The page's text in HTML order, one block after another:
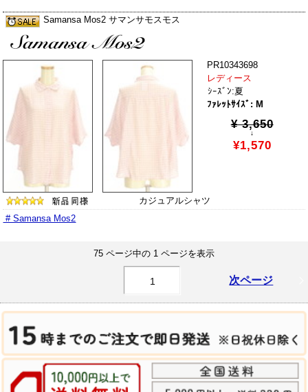
Samansa Mos2 サマンサモスモス
PR10343698
レディース
ｼｰｽﾞﾝ:夏
ﾌｧﾚｯﾄｻｲｽﾞ: M
¥ 3,650
↓
¥1,570
カジュアルシャツ
# Samansa Mos2
75 ページ中の 1 ページを表示
1 次ページ